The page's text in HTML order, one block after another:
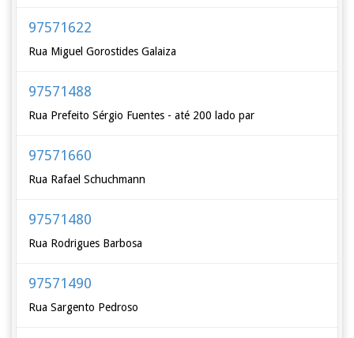
97571622
Rua Miguel Gorostides Galaiza
97571488
Rua Prefeito Sérgio Fuentes - até 200 lado par
97571660
Rua Rafael Schuchmann
97571480
Rua Rodrigues Barbosa
97571490
Rua Sargento Pedroso